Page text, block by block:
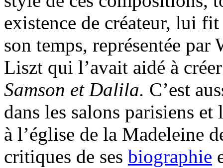
existence de créateur, lui
son temps, représentée par
Liszt qui l’avait aidé à
Samson et Dalila. C’est
dans les salons parisiens
à l’église de la Madeleine
critiques de ses biographie